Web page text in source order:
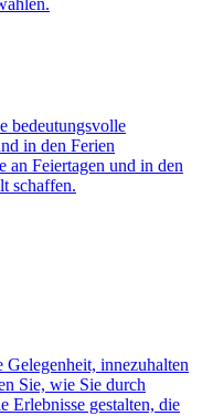
bedeutungsvolle
in den Ferien
an Feiertagen und in den
schaffen.
Gelegenheit, innezuhalten
Sie, wie Sie durch
Erlebnisse gestalten, die